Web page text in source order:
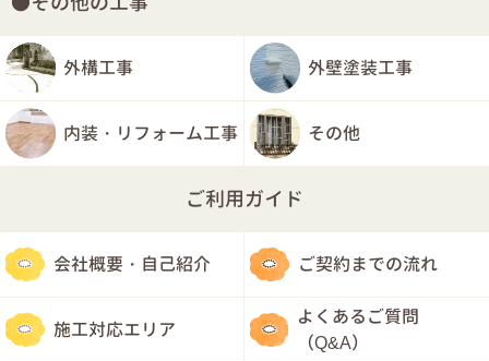
外構工事 外壁塗装工事
内装・リフォーム工事 その他
ご利用ガイド
会社概要・自己紹介 ご契約までの流れ
施工対応エリア
よくあるご質問
（Q&A）